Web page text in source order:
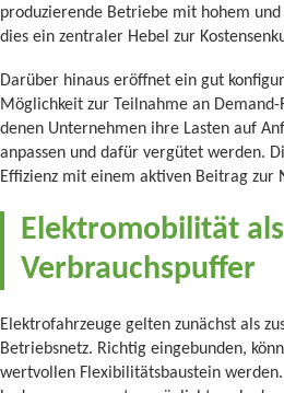
produzierende Betriebe mit hohem
dies ein zentraler Hebel zur
Darüber hinaus eröffnet ein gut
Möglichkeit zur Teilnahme an
denen Unternehmen ihre Lasten auf
anpassen und dafür vergütet werden.
Effizienz mit einem aktiven Beitrag zur
Elektromobilität
Verbrauchspuffer
Elektrofahrzeuge gelten zunächst als
Betriebsnetz. Richtig eingebunden,
wertvollen Flexibilitätsbaustein